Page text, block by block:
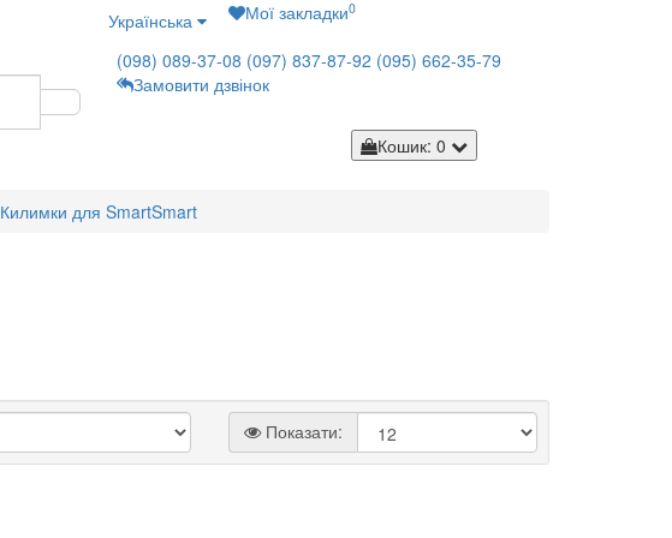
Українська Мої закладки0
(098) 089-37-08 (097) 837-87-92 (095) 662-35-79
Замовити дзвінок
Кошик: 0
Килимки для SmartSmart
Показати: